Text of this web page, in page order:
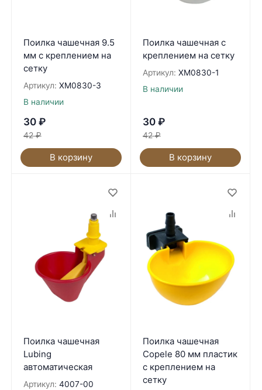
Поилка чашечная 9.5
мм с креплением на
сетку
Артикул: XM0830-3
В наличии
30 ₽
42 ₽
В корзину
Поилка чашечная с
креплением на сетку
Артикул: XM0830-1
В наличии
30 ₽
42 ₽
В корзину
Поилка чашечная
Lubing
автоматическая
Артикул: 4007-00
Поилка чашечная
Copele 80 мм пластик
с креплением на
сетку